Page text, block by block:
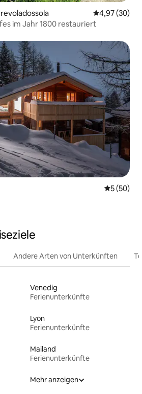
4,97 (30)
im Jahr 1800 restauriert
5 (50)
Andere Arten von Unterkünften
Venedig
Ferienunterkünfte
Lyon
Ferienunterkünfte
Mailand
Ferienunterkünfte
Mehr anzeigen